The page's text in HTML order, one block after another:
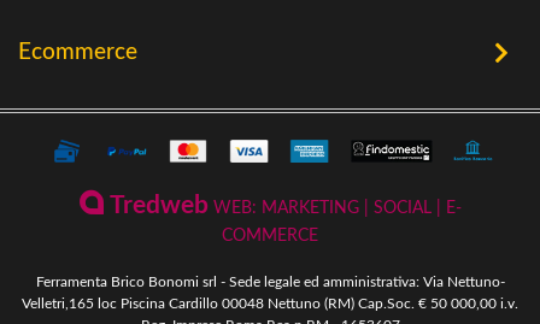
Offerte
Storia
Riscaldamento a Biomassa
Ferramenta & Fai Da Te
Giardinaggio
Piscine & Divertimento
Arredo Giardino & Mare
Mangimi & Pet Care
Ecommerce
Termini e Privacy
Condizioni Generali di Vendita
Pagamenti Disponibili
Spedizione e Imballaggio
TredwebWEB: MARKETING | SOCIAL | E-
COMMERCE
Ferramenta Brico Bonomi srl - Sede legale ed amministrativa: Via Nettuno-
Velletri,165 loc Piscina Cardillo 00048 Nettuno (RM) Cap.Soc. € 50 000,00 i.v.